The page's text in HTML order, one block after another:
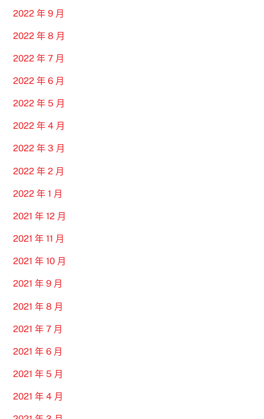
2022 年 9 月
2022 年 8 月
2022 年 7 月
2022 年 6 月
2022 年 5 月
2022 年 4 月
2022 年 3 月
2022 年 2 月
2022 年 1 月
2021 年 12 月
2021 年 11 月
2021 年 10 月
2021 年 9 月
2021 年 8 月
2021 年 7 月
2021 年 6 月
2021 年 5 月
2021 年 4 月